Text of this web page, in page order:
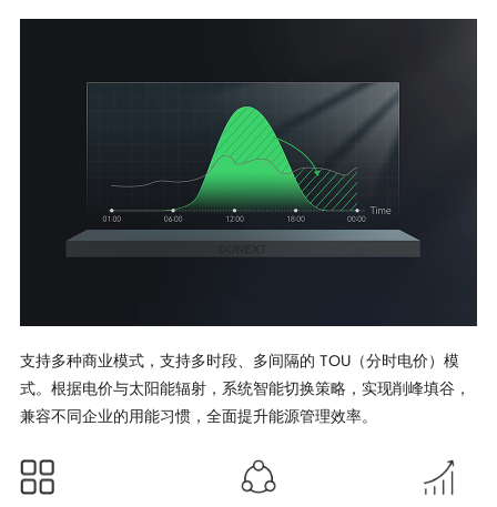
支持多种商业模式，支持多时段、多间隔的 TOU（分时电价）模
式。根据电价与太阳能辐射，系统智能切换策略，实现削峰填谷，
兼容不同企业的用能习惯，全面提升能源管理效率。